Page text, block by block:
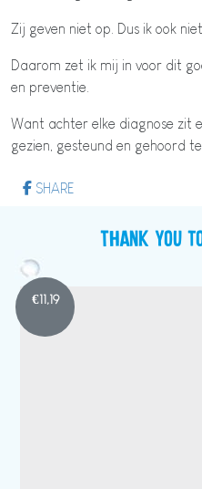
Zij geven niet op. Dus ik ook niet.
Daarom zet ik mij in voor dit
en preventie.
Want achter elke diagnose zit
gezien, gesteund en gehoord
SHARE
Thank you
€11,19